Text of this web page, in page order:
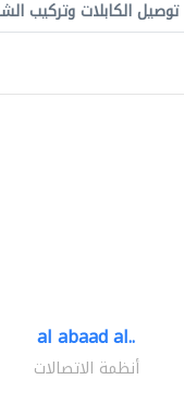
توصيل الكابلات وتركيب
al abaad al..
أنظمة الاتصالات